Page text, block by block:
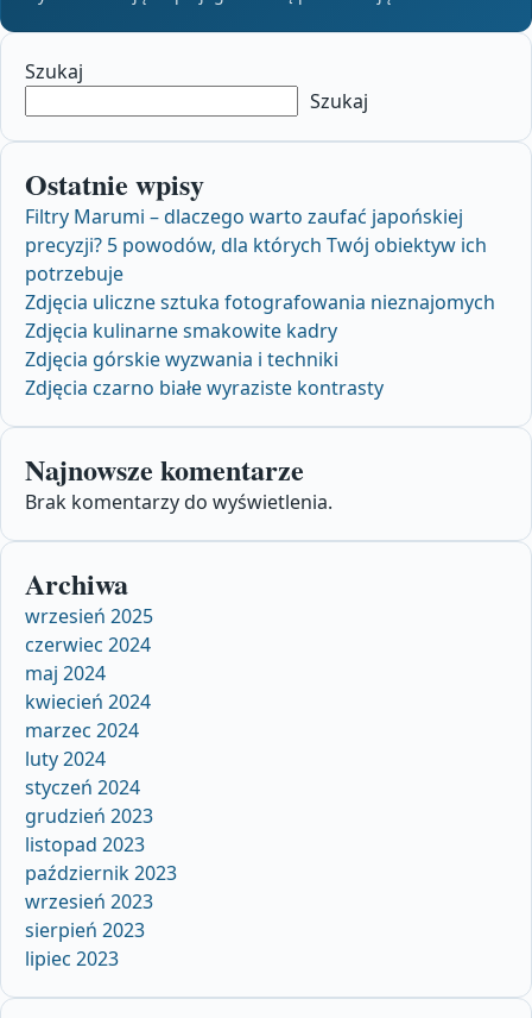
Szukaj
Szukaj
Ostatnie wpisy
Filtry Marumi – dlaczego warto zaufać japońskiej
precyzji? 5 powodów, dla których Twój obiektyw ich
potrzebuje
Zdjęcia uliczne sztuka fotografowania nieznajomych
Zdjęcia kulinarne smakowite kadry
Zdjęcia górskie wyzwania i techniki
Zdjęcia czarno białe wyraziste kontrasty
Najnowsze komentarze
Brak komentarzy do wyświetlenia.
Archiwa
wrzesień 2025
czerwiec 2024
maj 2024
kwiecień 2024
marzec 2024
luty 2024
styczeń 2024
grudzień 2023
listopad 2023
październik 2023
wrzesień 2023
sierpień 2023
lipiec 2023